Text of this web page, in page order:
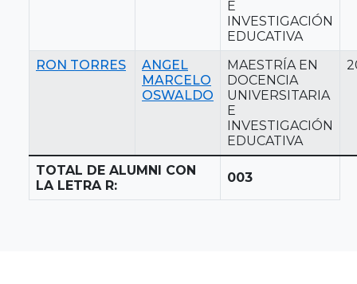
E
INVESTIGACIÓN
EDUCATIVA
RON TORRES
ANGEL
MARCELO
OSWALDO
MAESTRÍA EN
DOCENCIA
UNIVERSITARIA
E
INVESTIGACIÓN
EDUCATIVA
TOTAL DE ALUMNI CON
LA LETRA R:
003